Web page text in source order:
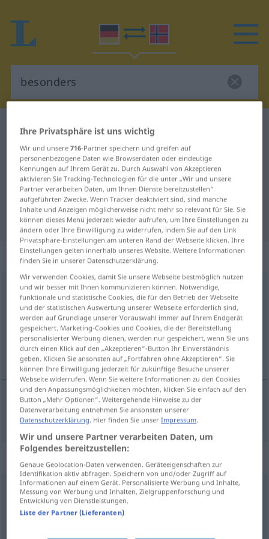
Deutsch-Norwegisch Wörterbuch
Deutsch-Norwegisch Übersetzung
für "besonders"
"besonders" Norwegisch
Übersetzung
„besonders“
besonders
Übersicht aller Übersetzungen
(Für mehr Details die Übersetzung anklicken/antippen)
især, særlig
især,særlig besonders
Synonyme für "besonders"
bitter(-) (nur in speziellen Kontexten),hoffnungslos
außerordentlich,furchtbar (ugs.)
Ihre Privatsphäre ist uns wichtig
Wir und unsere716-Partner speichern und greifen auf
personenbezogene Daten wie Browserdaten oder eindeutige
Kennungen auf Ihrem Gerät zu. Durch Auswahl von Akzeptieren
aktivieren Sie Tracking-Technologien für die unter „Wir und unsere
Partner verarbeiten Daten, um Ihnen Dienste bereitzustellen“
aufgeführten Zwecke. Wenn Tracker deaktiviert sind, sind manche
Inhalte und Anzeigen möglicherweise nicht mehr so relevant für Sie. Sie
können dieses Menü jederzeit wieder aufrufen, um Ihre Einstellungen zu
ändern oder Ihre Einwilligung zu widerrufen, indem Sie auf den Link
Privatsphäre-Einstellungen am unteren Rand der Webseite klicken. Ihre
Einstellungen gelten innerhalb unseres Website. Weitere Informationen
finden Sie in unserer Datenschutzerklärung.
Wir verwenden Cookies, damit Sie unsere Webseite bestmöglich nutzen
und wir besser mit Ihnen kommunizieren können. Notwendige,
funktionale und statistische Cookies, die für den Betrieb der Webseite
und der statistischen Auswertung unserer Webseite erforderlich sind,
werden auf Grundlage unserer Vorauswahl immer auf Ihrem Endgerät
gespeichert. Marketing-Cookies und Cookies, die der Bereitstellung
personalisierter Werbung dienen, werden nur gespeichert, wenn Sie uns
durch einen Klick auf den „Akzeptieren“-Button Ihr Einverständnis
geben. Klicken Sie ansonsten auf „Fortfahren ohne Akzeptieren“. Sie
können Ihre Einwilligung jederzeit für zukünftige Besuche unserer
Webseite widerrufen. Wenn Sie weitere Informationen zu den Cookies
und den Anpassungsmöglichkeiten möchten, klicken Sie einfach auf den
Button „Mehr Optionen“. Weitergehende Hinweise zu der
Datenverarbeitung entnehmen Sie ansonsten unserer
Datenschutzerklärung. Hier finden Sie unserImpressum.
Wir und unsere Partner verarbeiten Daten, um
Folgendes bereitzustellen:
Genaue Geolocation-Daten verwenden. Geräteeigenschaften zur
Identifikation aktiv abfragen. Speichern von und/oder Zugriff auf
Informationen auf einem Gerät. Personalisierte Werbung und Inhalte,
Messung von Werbung und Inhalten, Zielgruppenforschung und
Entwicklung von Dienstleistungen.
Liste der Partner (Lieferanten)